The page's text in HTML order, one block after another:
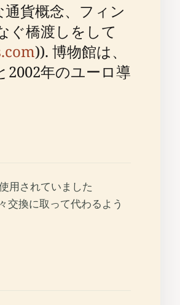
貨概念、フィン
ぐ橋渡しをして
)). 博物館は、
年のユーロ導
用されていました
交換に取って代わるよう